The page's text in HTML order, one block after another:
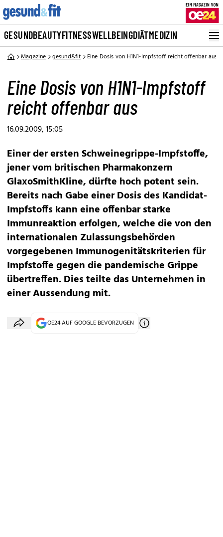
GESUNDBEAUTYFITNESSWELLBEINGDIÄTMEDIZIN
Magazine gesund&fit Eine Dosis von H1N1-Impfstoff reicht offenbar aus
Eine Dosis von H1N1-Impfstoff
reicht offenbar aus
16.09.2009, 15:05
Einer der ersten Schweinegrippe-Impfstoffe,
jener vom britischen Pharmakonzern
GlaxoSmithKline, dürfte hoch potent sein.
Bereits nach Gabe einer Dosis des Kandidat-
Impfstoffs kann eine offenbar starke
Immunreaktion erfolgen, welche die von den
internationalen Zulassungsbehörden
vorgegebenen Immunogenitätskriterien für
Impfstoffe gegen die pandemische Grippe
übertreffen. Dies teilte das Unternehmen in
einer Aussendung mit.
OE24 AUF GOOGLE BEVORZUGEN